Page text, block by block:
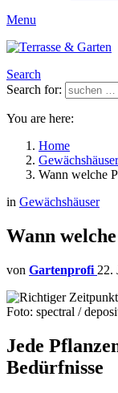
Menu
Search
Search for:
You are here:
Home
Gewächshäuser
Wann welche
in Gewächshäuser
Wann
von Gartenprofi 22.
Foto: spectral /
Jede
Bedürfnisse